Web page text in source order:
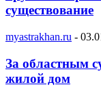
существование
myastrakhan.ru -
За областным
жилой дом